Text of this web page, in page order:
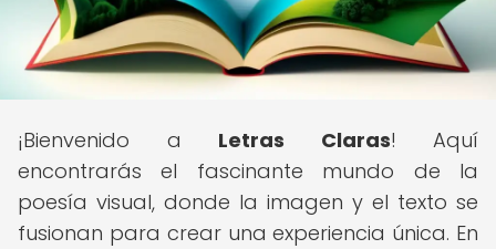
¡Bienvenido a Letras Claras! Aquí
encontrarás el fascinante mundo de la
poesía visual, donde la imagen y el texto se
fusionan para crear una experiencia única. En